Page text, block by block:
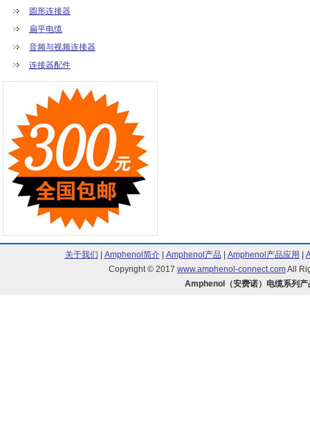
圆形连接器
扁平电缆
音频与视频连接器
连接器配件
关于我们 Amphenol简介| Amphenol产品 Amphenol产品应用
Copyright © 2017 www.amphenol-connect.comAll
Amphenol（安费诺）电缆系列